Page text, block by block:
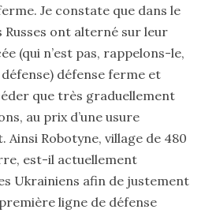
Je constate que dans le
ont alterné sur leur
(qui n’est pas, rappelons-le,
défense ferme et
que très graduellement
au prix d’une usure
Ainsi Robotyne, village de 480
est-il actuellement
Ukrainiens afin de justement
ligne de défense